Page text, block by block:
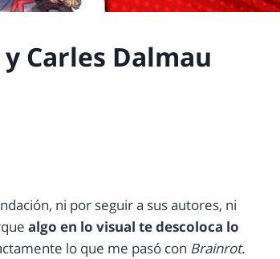
Carles Dalmau
ni por seguir a sus autores, ni
algo en lo visual te descoloca lo
lo que me pasó con Brainrot.